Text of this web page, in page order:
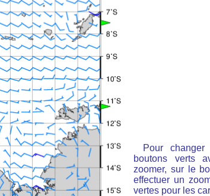
Pour
boutons verts
zoomer, sur le
effectuer un
vertes pour les